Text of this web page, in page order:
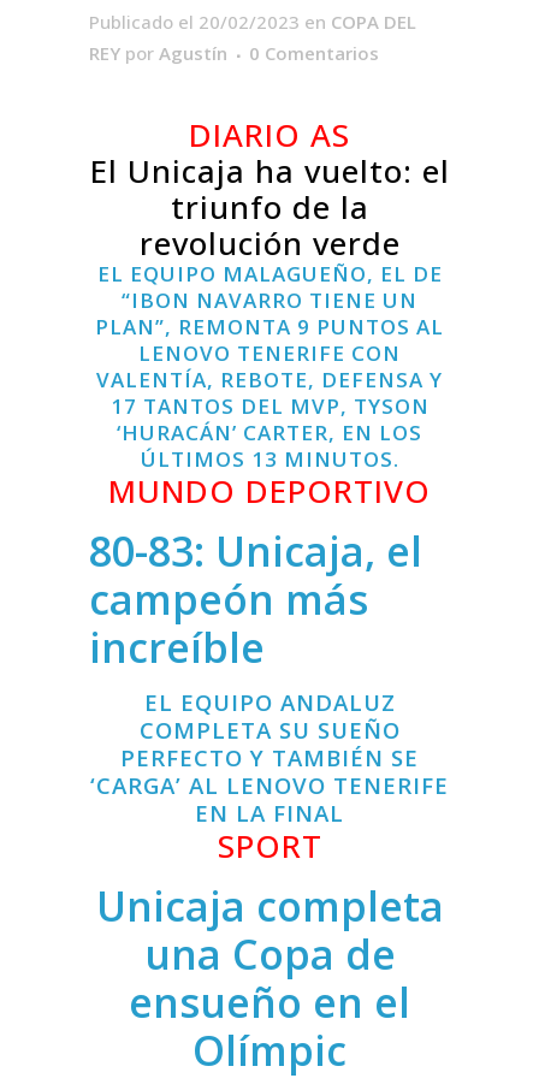
Publicado el 20/02/2023 en COPA DEL
REY por Agustín 0 Comentarios
DIARIO AS
El Unicaja ha vuelto: el
triunfo de la
revolución verde
EL EQUIPO MALAGUEÑO, EL DE
“IBON NAVARRO TIENE UN
PLAN”, REMONTA 9 PUNTOS AL
LENOVO TENERIFE CON
VALENTÍA, REBOTE, DEFENSA Y
17 TANTOS DEL MVP, TYSON
‘HURACÁN’ CARTER, EN LOS
ÚLTIMOS 13 MINUTOS.
MUNDO DEPORTIVO
80-83: Unicaja, el
campeón más
increíble
EL EQUIPO ANDALUZ
COMPLETA SU SUEÑO
PERFECTO Y TAMBIÉN SE
‘CARGA’ AL LENOVO TENERIFE
EN LA FINAL
SPORT
Unicaja completa
una Copa de
ensueño en el
Olímpic